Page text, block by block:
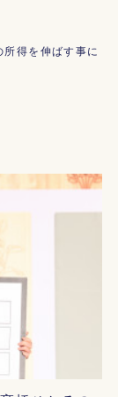
得を伸ばす事に